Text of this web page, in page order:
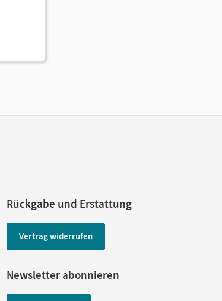
Rückgabe und Erstattung
Vertrag widerrufen
Newsletter abonnieren